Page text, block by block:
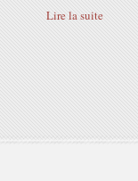
Lire la suite